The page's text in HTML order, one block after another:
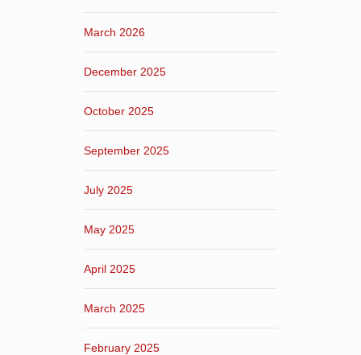
March 2026
December 2025
October 2025
September 2025
July 2025
May 2025
April 2025
March 2025
February 2025